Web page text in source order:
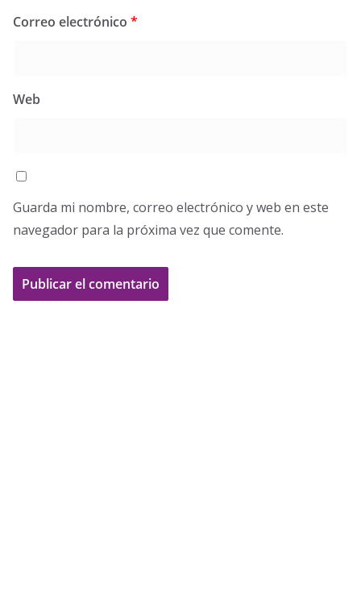
Correo electrónico *
Web
Guarda mi nombre, correo electrónico y web en este
navegador para la próxima vez que comente.